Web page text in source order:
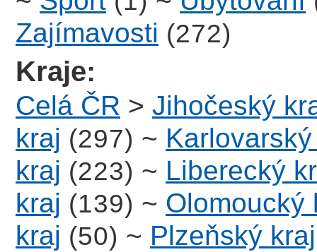
Zajímavosti (272)
Kraje:
Celá ČR > Jihočeský
kraj (297) ~
kraj (223) ~ Liberecký
kraj (139) ~ Olomoucký
kraj (50) ~ Plzeňský kraj